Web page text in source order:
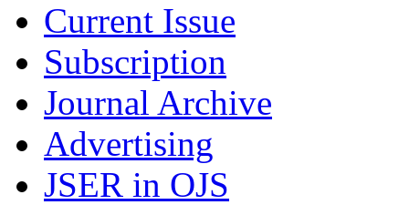
Current Issue
Subscription
Journal Archive
Advertising
JSER in OJS